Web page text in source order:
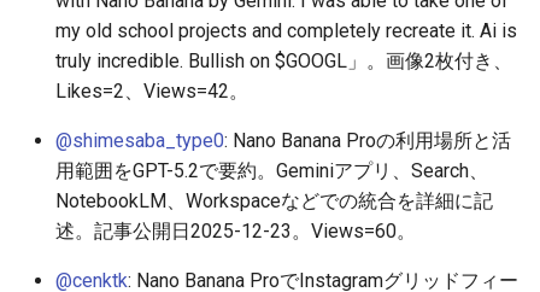
2026-05-21
2026-05-19
2026-05-18
2025-11-05
2025-11-03
2025-11-02
2026-05-21
2026-05-19
2026-05-18
2025-11-05
2025-11-03
2025-11-02
2025-11-05
2025-11-03
2025-11-02
2026-05-17
2026-05-15
2026-05-14
2025-11-05
2025-11-03
2025-11-02
2026-05-21
2026-05-18
my old school projects and completely recreate it. Ai is
truly incredible. Bullish on $GOOGL」。画像2枚付き、
Likes=2、Views=42。
@shimesaba_type0: Nano Banana Proの利用場所と活
用範囲をGPT-5.2で要約。Geminiアプリ、Search、
NotebookLM、Workspaceなどでの統合を詳細に記
述。記事公開日2025-12-23。Views=60。
@cenktk: Nano Banana ProでInstagramグリッドフィー